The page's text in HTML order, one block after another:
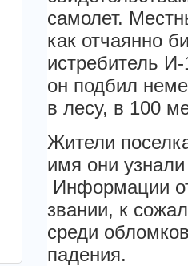
самолет.
как отчаянно
истребитель
он подбил
в лесу, в 100
Жители
имя они
Информации
звании, к
среди
падения.